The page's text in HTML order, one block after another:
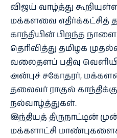
விஜய் வாழ்த்து
மக்களவை எதிர்க்கட்சித்
காந்தியின் பிறந்த
தெரிவித்து தமிழக
வலைதளப் பதிவு
அன்புச் சகோதரர்,
தலைவர் ராகுல்
நல்வாழ்த்துகள்.
இந்தியத் திருநாட்டின்
மக்களாட்சி மாண்புகளைக்